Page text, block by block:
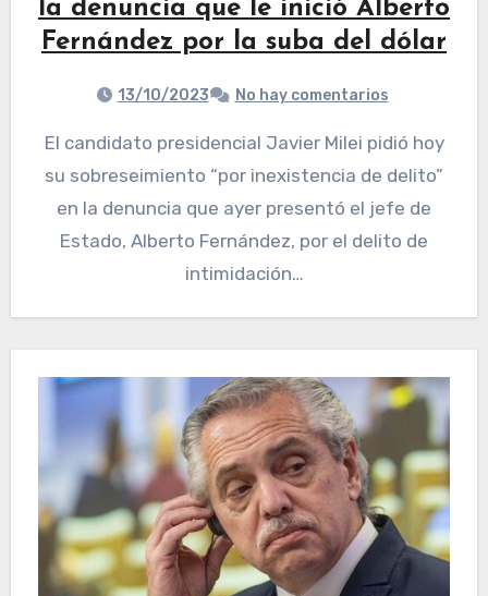
la denuncia que le inició Alberto
Fernández por la suba del dólar
13/10/2023 No hay comentarios
El candidato presidencial Javier Milei pidió hoy
su sobreseimiento “por inexistencia de delito”
en la denuncia que ayer presentó el jefe de
Estado, Alberto Fernández, por el delito de
intimidación…